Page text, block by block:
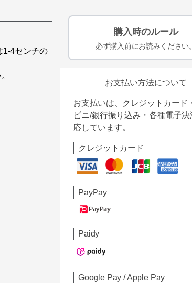
1-4センチの
購入時のルール
必ず購入前にお読みください。
お支払い方法について
お支払いは、クレジットカード
ビニ/銀行振り込み・各種電子
応しています。
クレジットカード
PayPay
Paidy
Google Pay / Apple Pay